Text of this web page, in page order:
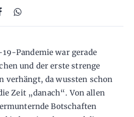
19-Pandemie war gerade
und der erste strenge
verhängt, da wussten schon
Zeit „danach“. Von allen
Botschaften